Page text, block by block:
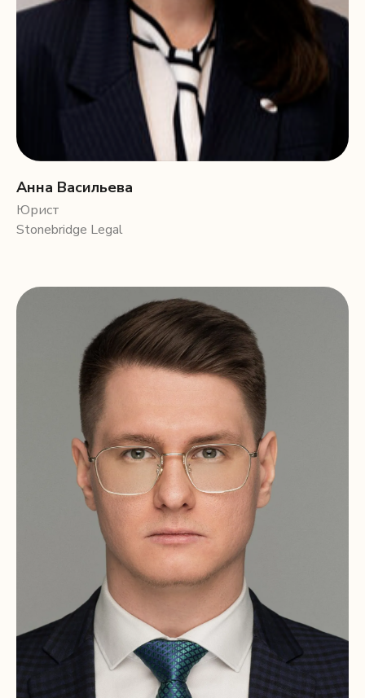
Анна Васильева
Юрист
Stonebridge Legal